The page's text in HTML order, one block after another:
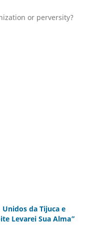
or perversity?
Unidos da Tijuca e
Levarei Sua Alma”